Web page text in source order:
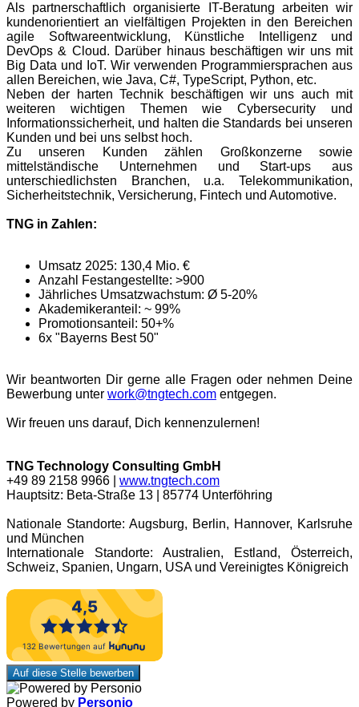
Als partnerschaftlich organisierte IT-Beratung arbeiten wir
kundenorientiert an vielfältigen Projekten in den Bereichen
agile Softwareentwicklung, Künstliche Intelligenz und
DevOps & Cloud. Darüber hinaus beschäftigen wir uns mit
Big Data und IoT. Wir verwenden Programmiersprachen aus
allen Bereichen, wie Java, C#, TypeScript, Python, etc.
Neben der harten Technik beschäftigen wir uns auch mit
weiteren wichtigen Themen wie Cybersecurity und
Informationssicherheit, und halten die Standards bei unseren
Kunden und bei uns selbst hoch.
Zu unseren Kunden zählen Großkonzerne sowie
mittelständische Unternehmen und Start-ups aus
unterschiedlichsten Branchen, u.a. Telekommunikation,
Sicherheitstechnik, Versicherung, Fintech und Automotive.
TNG in Zahlen:
Umsatz 2025: 130,4 Mio. €
Anzahl Festangestellte: >900
Jährliches Umsatzwachstum: Ø 5-20%
Akademikeranteil: ~ 99%
Promotionsanteil: 50+%
6x "Bayerns Best 50"
Wir beantworten Dir gerne alle Fragen oder nehmen Deine
Bewerbung unter work@tngtech.com entgegen.
Wir freuen uns darauf, Dich kennenzulernen!
TNG Technology Consulting GmbH
+49 89 2158 9966 | www.tngtech.com
Hauptsitz: Beta-Straße 13 | 85774 Unterföhring
Nationale Standorte: Augsburg, Berlin, Hannover, Karlsruhe
und München
Internationale Standorte: Australien, Estland, Österreich,
Schweiz, Spanien, Ungarn, USA und Vereinigtes Königreich
Auf diese Stelle bewerben
Powered by Personio